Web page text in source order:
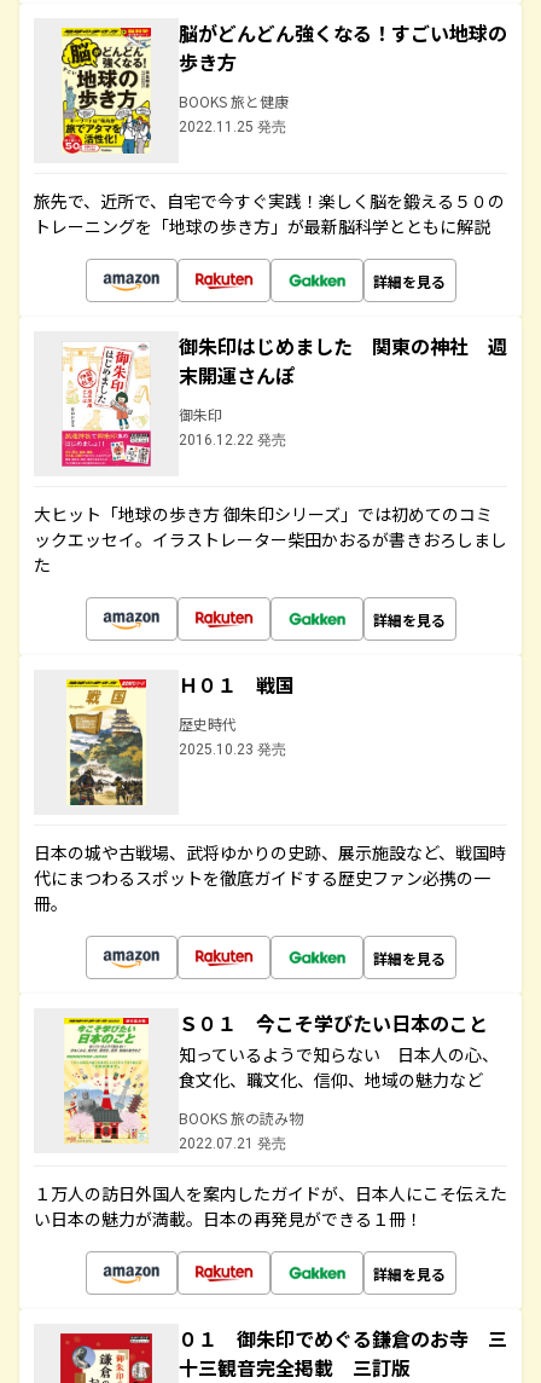
脳がどんどん強くなる！すごい地球の
歩き方
BOOKS 旅と健康
2022.11.25 発売
旅先で、近所で、自宅で今すぐ実践！楽しく脳を鍛える５０の
トレーニングを「地球の歩き方」が最新脳科学とともに解説
詳細を見る
御朱印はじめました 関東の神社 週
末開運さんぽ
御朱印
2016.12.22 発売
大ヒット「地球の歩き方 御朱印シリーズ」では初めてのコミ
ックエッセイ。イラストレーター柴田かおるが書きおろしまし
た
詳細を見る
Ｈ０１ 戦国
歴史時代
2025.10.23 発売
日本の城や古戦場、武将ゆかりの史跡、展示施設など、戦国時
代にまつわるスポットを徹底ガイドする歴史ファン必携の一
冊。
詳細を見る
Ｓ０１ 今こそ学びたい日本のこと
知っているようで知らない 日本人の心、
食文化、職文化、信仰、地域の魅力など
BOOKS 旅の読み物
2022.07.21 発売
１万人の訪日外国人を案内したガイドが、日本人にこそ伝えた
い日本の魅力が満載。日本の再発見ができる１冊！
詳細を見る
０１ 御朱印でめぐる鎌倉のお寺 三
十三観音完全掲載 三訂版